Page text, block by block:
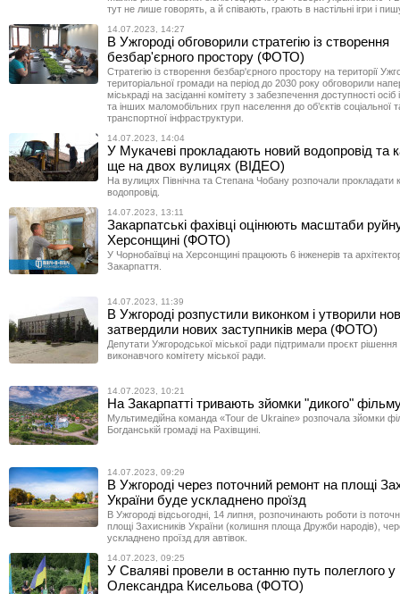
тут не лише говорять, а й співають, грають в настільні ігри і
14.07.2023, 14:27
В Ужгороді обговорили стратегію із створення
безбар'єрного простору (ФОТО)
Стратегію із створення безбар'єрного простору на території
територіальної громади на період до 2030 року обговорили
міськраді на засіданні комітету з забезпечення доступності осіб
та інших маломобільних груп населення до об’єктів соціальної
транспортної інфраструктури.
14.07.2023, 14:04
У Мукачеві прокладають новий водопровід та
ще на двох вулицях (ВІДЕО)
На вулицях Північна та Степана Чобану розпочали прокладати
водопровід.
14.07.2023, 13:11
Закарпатські фахівці оцінюють масштаби
Херсонщині (ФОТО)
У Чорнобаївці на Херсонщині працюють 6 інженерів та
Закарпаття.
14.07.2023, 11:39
В Ужгороді розпустили виконком і утворили
затвердили нових заступників мера (ФОТО)
Депутати Ужгородської міської ради підтримали проєкт
виконавчого комітету міської ради.
14.07.2023, 10:21
На Закарпатті тривають зйомки "дикого"
Мультимедійна команда «Tour de Ukraine» розпочала зйомки
Богданській громаді на Рахівщині.
14.07.2023, 09:29
В Ужгороді через поточний ремонт на площі
України буде ускладнено проїзд
В Ужгороді відсьогодні, 14 липня, розпочинають роботи із
площі Захисників України (колишня площа Дружби народів),
ускладнено проїзд для автівок.
14.07.2023, 09:25
У Сваляві провели в останню путь полеглого у
Олександра Кисельова (ФОТО)